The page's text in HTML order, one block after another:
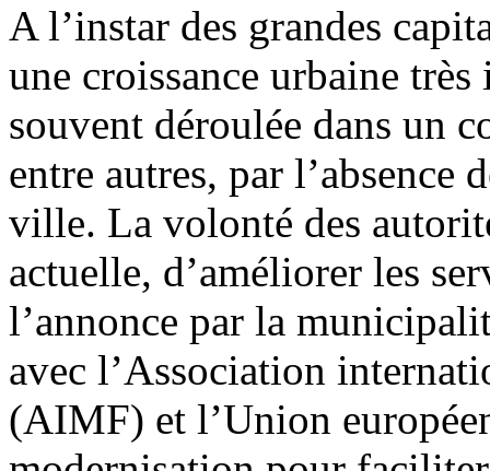
A l’instar des grandes
une croissance urbaine
souvent déroulée dans un
entre autres, par l’absence
ville. La volonté des
actuelle, d’améliorer les
l’annonce par la
avec l’Association
(AIMF) et l’Union